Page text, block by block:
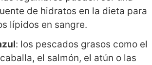
de hidratos en la dieta para
lípidos en sangre.
: los pescados grasos como el
el salmón, el atún o las